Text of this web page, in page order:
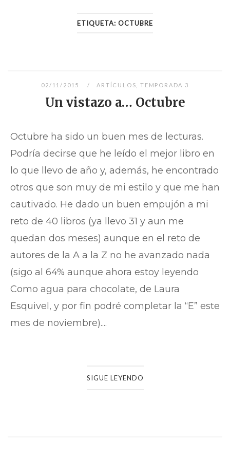
ETIQUETA: OCTUBRE
02/11/2015 ARTÍCULOS TEMPORADA 3
Un vistazo a… Octubre
Octubre ha sido un buen mes de lecturas.
Podría decirse que he leído el mejor libro en
lo que llevo de año y, además, he encontrado
otros que son muy de mi estilo y que me han
cautivado. He dado un buen empujón a mi
reto de 40 libros (ya llevo 31 y aun me
quedan dos meses) aunque en el reto de
autores de la A a la Z no he avanzado nada
(sigo al 64% aunque ahora estoy leyendo
Como agua para chocolate, de Laura
Esquivel, y por fin podré completar la “E” este
mes de noviembre)....
SIGUE LEYENDO